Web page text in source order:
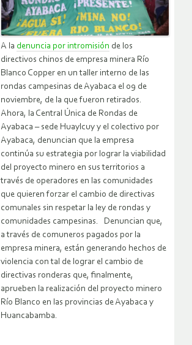
A la denuncia por intromisión de los
directivos chinos de empresa minera Río
Blanco Copper en un taller interno de las
rondas campesinas de Ayabaca el 09 de
noviembre, de la que fueron retirados.
Ahora, la Central Única de Rondas de
Ayabaca – sede Huaylcuy y el colectivo por
Ayabaca, denuncian que la empresa
continúa su estrategia por lograr la viabilidad
del proyecto minero en sus territorios a
través de operadores en las comunidades
que quieren forzar el cambio de directivas
comunales sin respetar la ley de rondas y
comunidades campesinas. Denuncian que,
a través de comuneros pagados por la
empresa minera, están generando hechos de
violencia con tal de lograr el cambio de
directivas ronderas que, finalmente,
aprueben la realización del proyecto minero
Río Blanco en las provincias de Ayabaca y
Huancabamba.